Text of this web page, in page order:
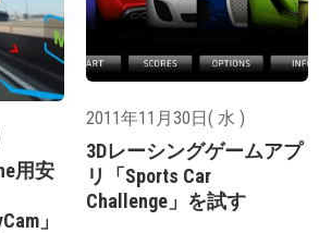
用安
」
2011年11月30日( 水 )
3Dレーシングゲームアプ
リ「Sports Car
Challenge」を試す